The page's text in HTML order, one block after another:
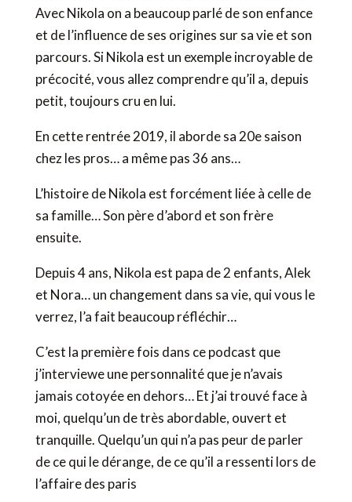
Avec Nikola on a beaucoup parlé de son enfance
et de l’influence de ses origines sur sa vie et son
parcours. Si Nikola est un exemple incroyable de
précocité, vous allez comprendre qu’il a, depuis
petit, toujours cru en lui.
En cette rentrée 2019, il aborde sa 20e saison
chez les pros… a même pas 36 ans…
L’histoire de Nikola est forcément liée à celle de
sa famille… Son père d’abord et son frère
ensuite.
Depuis 4 ans, Nikola est papa de 2 enfants, Alek
et Nora… un changement dans sa vie, qui vous le
verrez, l’a fait beaucoup réfléchir…
C’est la première fois dans ce podcast que
j’interviewe une personnalité que je n’avais
jamais cotoyée en dehors… Et j’ai trouvé face à
moi, quelqu’un de très abordable, ouvert et
tranquille. Quelqu’un qui n’a pas peur de parler
de ce qui le dérange, de ce qu’il a ressenti lors de
l’affaire des paris